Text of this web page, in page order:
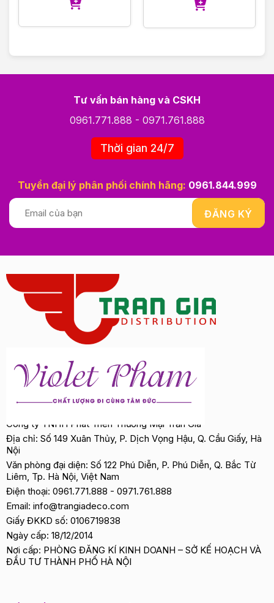
Tư vấn bán hàng và CSKH
0961.771.888 - 0971.761.888
Thời gian 24/7
Tuyển đại lý phân phối chính hãng: 0961.844.999
Công ty TNHH Phát Triển Thương Mại Trần Gia
Địa chỉ: Số 149 Xuân Thủy, P. Dịch Vọng Hậu, Q. Cầu Giấy, Hà
Nội
Văn phòng đại diện: Số 122 Phú Diễn, P. Phú Diễn, Q. Bắc Từ
Liêm, Tp. Hà Nội, Việt Nam
Điện thoại: 0961.771.888 - 0971.761.888
Email: info@trangiadeco.com
Giấy ĐKKD số: 0106719838
Ngày cấp: 18/12/2014
Nơi cấp: PHÒNG ĐĂNG KÍ KINH DOANH – SỞ KẾ HOẠCH VÀ
ĐẦU TƯ THÀNH PHỐ HÀ NỘI